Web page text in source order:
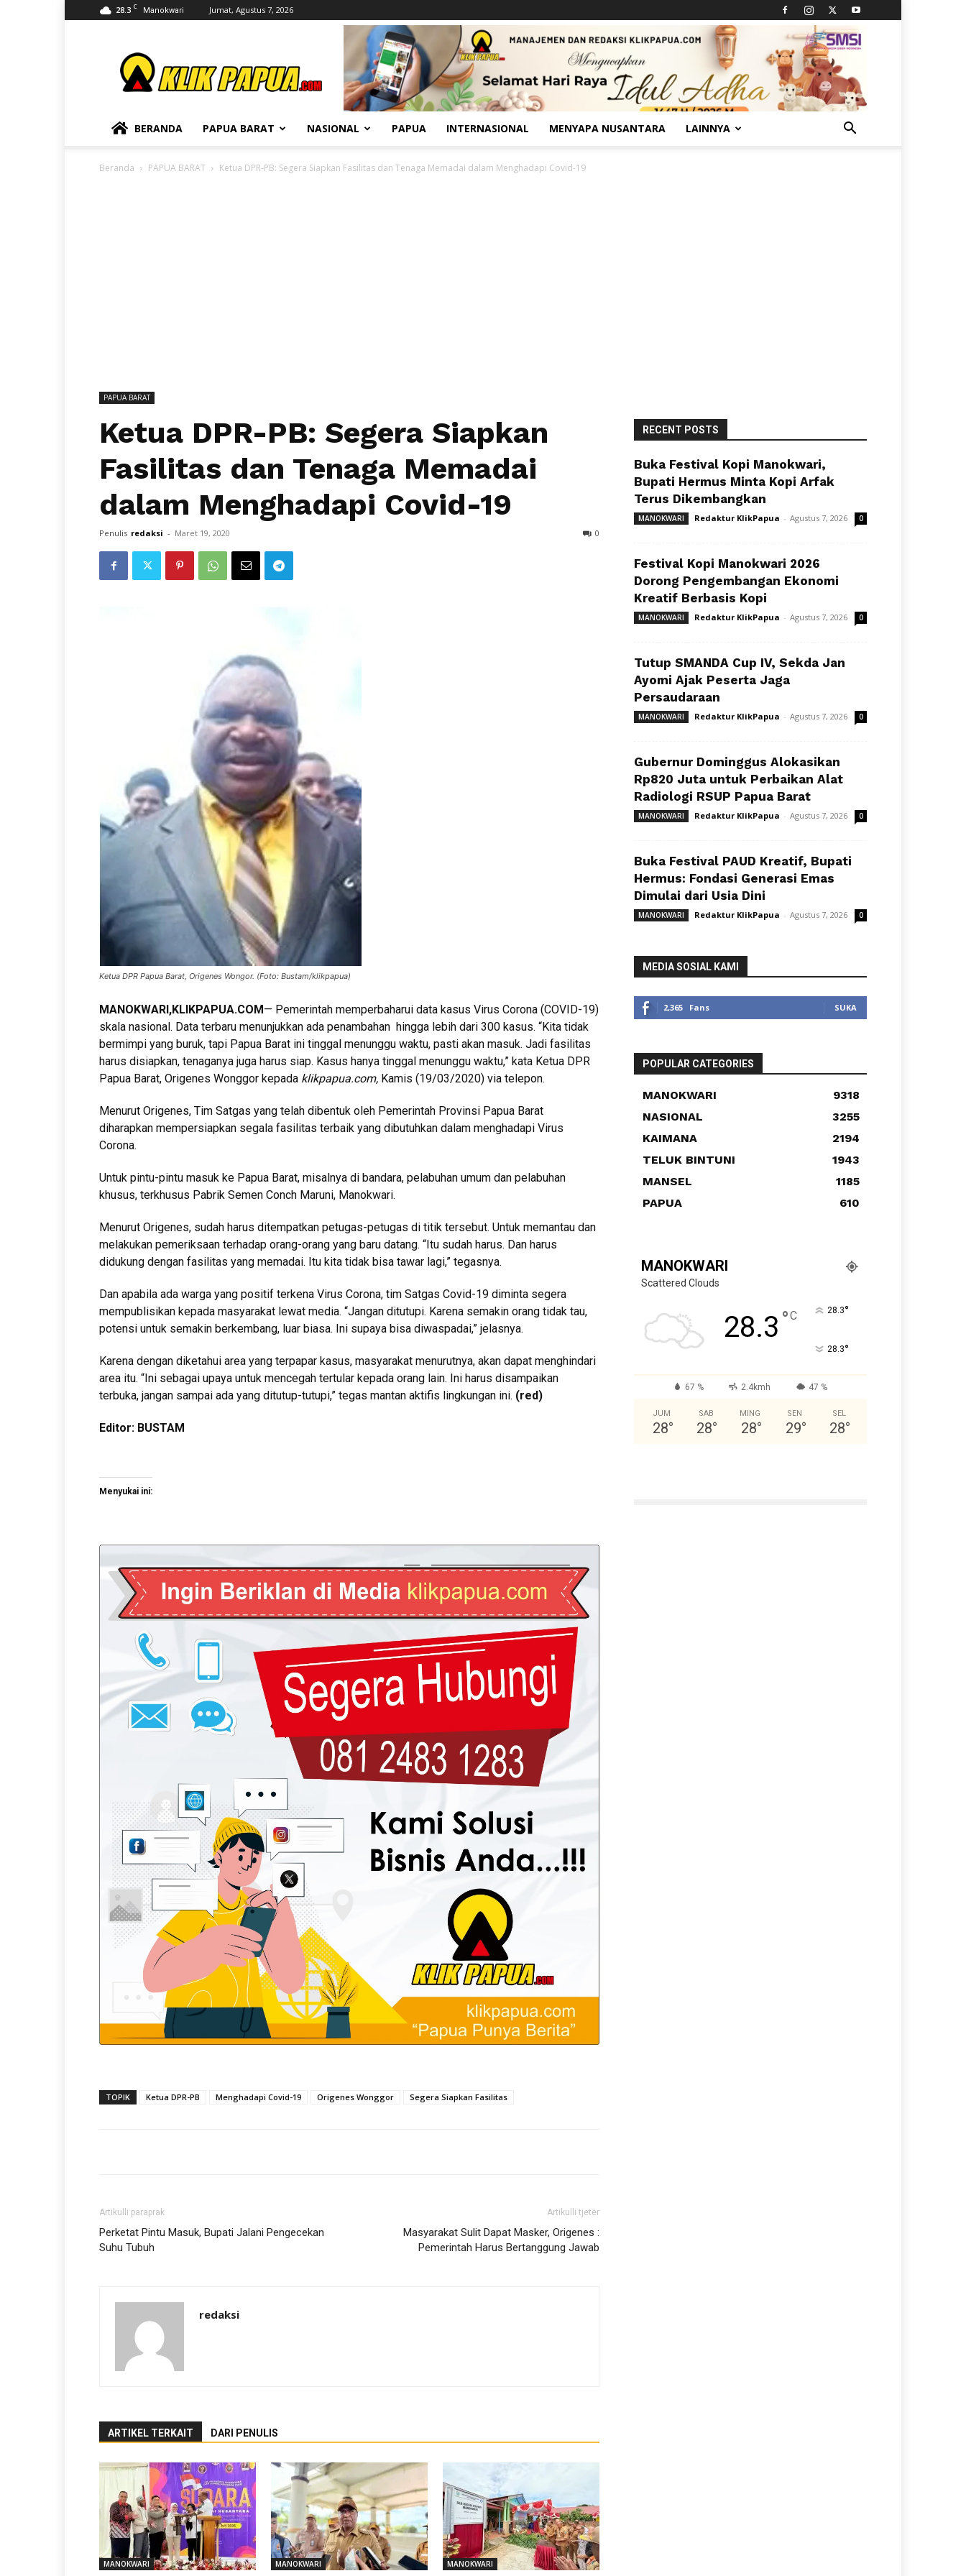
28.3 C Manokwari Jumat, Agustus 7, 2026
BERANDA PAPUA BARAT NASIONAL PAPUA INTERNASIONAL MENYAPA NUSANTARA LAINNYA
Beranda PAPUA BARAT Ketua DPR-PB: Segera Siapkan Fasilitas dan Tenaga Memadai dalam Menghadapi Covid-19
PAPUA BARAT
Ketua DPR-PB: Segera Siapkan
Fasilitas dan Tenaga Memadai
dalam Menghadapi Covid-19
Penulis redaksi - Maret 19, 2020 0
Ketua DPR Papua Barat, Origenes Wongor. (Foto: Bustam/klikpapua)
MANOKWARI,KLIKPAPUA.COM— Pemerintah memperbaharui data kasus Virus Corona (COVID-19)
skala nasional. Data terbaru menunjukkan ada penambahan hingga lebih dari 300 kasus. “Kita tidak
bermimpi yang buruk, tapi Papua Barat ini tinggal menunggu waktu, pasti akan masuk. Jadi fasilitas
harus disiapkan, tenaganya juga harus siap. Kasus hanya tinggal menunggu waktu,” kata Ketua DPR
Papua Barat, Origenes Wonggor kepada klikpapua.com, Kamis (19/03/2020) via telepon.
Menurut Origenes, Tim Satgas yang telah dibentuk oleh Pemerintah Provinsi Papua Barat
diharapkan mempersiapkan segala fasilitas terbaik yang dibutuhkan dalam menghadapi Virus
Corona.
Untuk pintu-pintu masuk ke Papua Barat, misalnya di bandara, pelabuhan umum dan pelabuhan
khusus, terkhusus Pabrik Semen Conch Maruni, Manokwari.
Menurut Origenes, sudah harus ditempatkan petugas-petugas di titik tersebut. Untuk memantau dan
melakukan pemeriksaan terhadap orang-orang yang baru datang. “Itu sudah harus. Dan harus
didukung dengan fasilitas yang memadai. Itu kita tidak bisa tawar lagi,” tegasnya.
Dan apabila ada warga yang positif terkena Virus Corona, tim Satgas Covid-19 diminta segera
mempublisikan kepada masyarakat lewat media. “Jangan ditutupi. Karena semakin orang tidak tau,
potensi untuk semakin berkembang, luar biasa. Ini supaya bisa diwaspadai,” jelasnya.
Karena dengan diketahui area yang terpapar kasus, masyarakat menurutnya, akan dapat menghindari
area itu. “Ini sebagai upaya untuk mencegah tertular kepada orang lain. Ini harus disampaikan
terbuka, jangan sampai ada yang ditutup-tutupi,” tegas mantan aktifis lingkungan ini. (red)
Editor: BUSTAM
Menyukai ini:
TOPIK Ketua DPR-PB Menghadapi Covid-19 Origenes Wonggor Segera Siapkan Fasilitas
Artikulli paraprak
Perketat Pintu Masuk, Bupati Jalani Pengecekan
Suhu Tubuh
Artikulli tjetër
Masyarakat Sulit Dapat Masker, Origenes :
Pemerintah Harus Bertanggung Jawab
redaksi
ARTIKEL TERKAIT DARI PENULIS
MANOKWARI MANOKWARI MANOKWARI
RECENT POSTS
Buka Festival Kopi Manokwari,
Bupati Hermus Minta Kopi Arfak
Terus Dikembangkan
MANOKWARI Redaktur KlikPapua - Agustus 7, 2026 0
Festival Kopi Manokwari 2026
Dorong Pengembangan Ekonomi
Kreatif Berbasis Kopi
MANOKWARI Redaktur KlikPapua - Agustus 7, 2026 0
Tutup SMANDA Cup IV, Sekda Jan
Ayomi Ajak Peserta Jaga
Persaudaraan
MANOKWARI Redaktur KlikPapua - Agustus 7, 2026 0
Gubernur Dominggus Alokasikan
Rp820 Juta untuk Perbaikan Alat
Radiologi RSUP Papua Barat
MANOKWARI Redaktur KlikPapua - Agustus 7, 2026 0
Buka Festival PAUD Kreatif, Bupati
Hermus: Fondasi Generasi Emas
Dimulai dari Usia Dini
MANOKWARI Redaktur KlikPapua - Agustus 7, 2026 0
MEDIA SOSIAL KAMI
2,365 Fans SUKA
POPULAR CATEGORIES
MANOKWARI
9318
NASIONAL
3255
KAIMANA
2194
TELUK BINTUNI
1943
MANSEL
1185
PAPUA
610
MANOKWARI
Scattered Clouds
28.3 °C 28.3°
28.3°
67 % 2.4kmh 47 %
JUM
28°
SAB
28°
MING
28°
SEN
29°
SEL
28°